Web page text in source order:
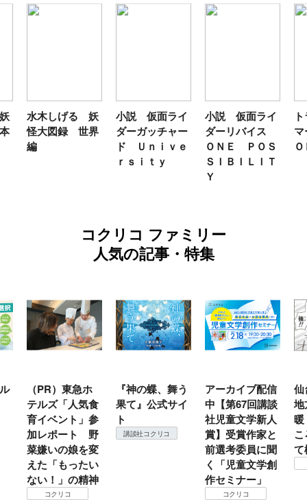
水木しげる 妖
怪大図録 世界
編
小説 仮面ライ
ダーガッチャー
ド Ｕｎｉｖｅ
ｒｓｉｔｙ
小説 仮面ライ
ダーリバイス
ＯＮＥ ＰＯＳ
ＳＩＢＩＬＩＴ
Ｙ
コクリコ ファミリー
人気の記事・特集
（PR）東急ホ
テルズ「人気食
育イベント」参
加レポート 野
菜嫌いの娘を変
えた「もったい
ない！」の精神
コクリコ
『神の蝶、舞う
果て』公式サイ
ト
講談社コクリコ
アーカイブ配信
中【第67回講談
社児童文学新人
賞】受賞作家と
前選考委員に聞
く「児童文学創
作セミナー」
コクリコ
仙
地
て